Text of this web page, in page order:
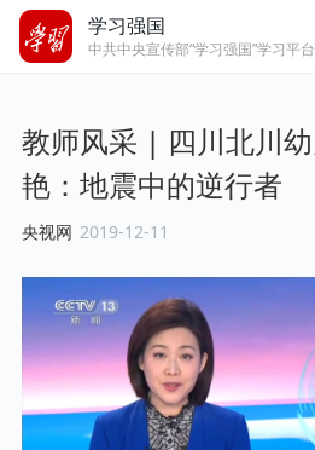
学习强国
中共中央宣传部“学习强国”学习平台
教师风采 | 四川北川
艳：地震中的逆行者
央视网 2019-12-11